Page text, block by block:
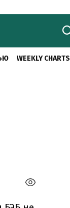
WEEKLY CHARTS